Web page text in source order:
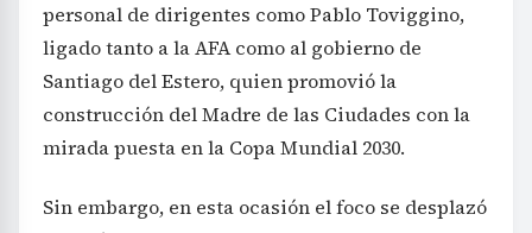
personal de dirigentes como Pablo Toviggino,
ligado tanto a la AFA como al gobierno de
Santiago del Estero, quien promovió la
construcción del Madre de las Ciudades con la
mirada puesta en la Copa Mundial 2030.
Sin embargo, en esta ocasión el foco se desplazó